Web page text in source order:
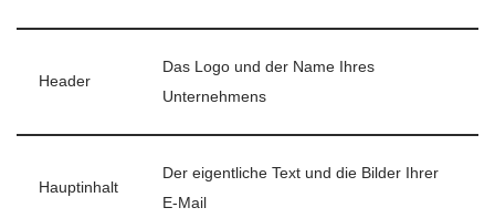
Header
Das Logo und der Name Ihres
Unternehmens
Hauptinhalt
Der eigentliche Text und die Bilder Ihrer
E-Mail